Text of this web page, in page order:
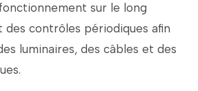
fonctionnement sur le long
des contrôles périodiques afin
luminaires, des câbles et des